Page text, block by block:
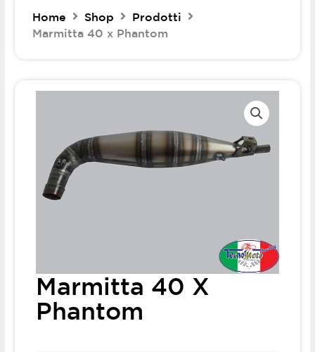
Home Shop
Prodotti
Marmitta 40 x Phantom
Marmitta 40 X
Phantom